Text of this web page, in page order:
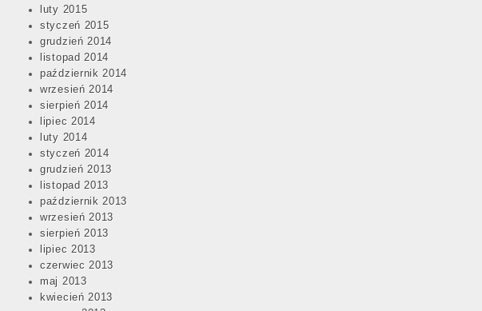
luty 2015
styczeń 2015
grudzień 2014
listopad 2014
październik 2014
wrzesień 2014
sierpień 2014
lipiec 2014
luty 2014
styczeń 2014
grudzień 2013
listopad 2013
październik 2013
wrzesień 2013
sierpień 2013
lipiec 2013
czerwiec 2013
maj 2013
kwiecień 2013